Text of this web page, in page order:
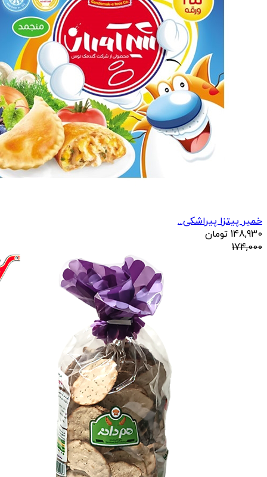
خمیر پیتزا پیراشکی...
148,930 تومان
174,000